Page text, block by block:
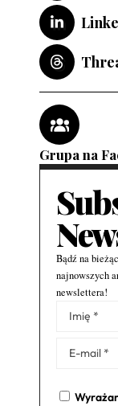
Grupa na
Bądź na
najnowszych
newslettera!
Alternative: